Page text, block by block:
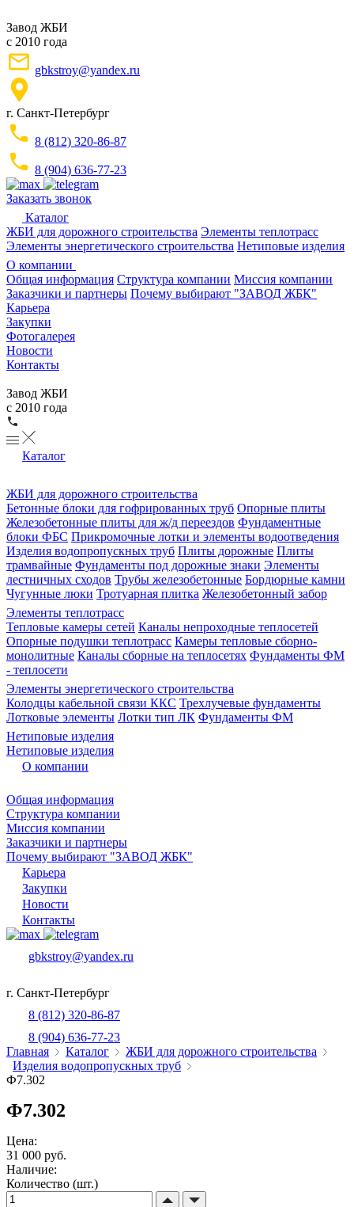
Завод ЖБИ
с 2010 года
gbkstroy@yandex.ru
г. Санкт-Петербург
8 (812) 320-86-87
8 (904) 636-77-23
Заказать звонок
Каталог
ЖБИ для дорожного строительства Элементы теплотрасс
Элементы энергетического строительства Нетиповые изделия
О компании
Общая информация Структура компании Миссия компании
Заказчики и партнеры Почему выбирают "ЗАВОД ЖБК"
Карьера
Закупки
Фотогалерея
Новости
Контакты
Завод ЖБИ
с 2010 года
Каталог
ЖБИ для дорожного строительства
Бетонные блоки для гофрированных труб Опорные плиты
Железобетонные плиты для ж/д переездов Фундаментные
блоки ФБС Прикромочные лотки и элементы водоотведения
Изделия водопропускных труб Плиты дорожные Плиты
трамвайные Фундаменты под дорожные знаки Элементы
лестничных сходов Трубы железобетонные Бордюрные камни
Чугунные люки Тротуарная плитка Железобетонный забор
Элементы теплотрасс
Тепловые камеры сетей Каналы непроходные теплосетей
Опорные подушки теплотрасс Камеры тепловые сборно-
монолитные Каналы сборные на теплосетях Фундаменты ФМ
- теплосети
Элементы энергетического строительства
Колодцы кабельной связи ККС Трехлучевые фундаменты
Лотковые элементы Лотки тип ЛК Фундаменты ФМ
Нетиповые изделия
Нетиповые изделия
О компании
Общая информация
Структура компании
Миссия компании
Заказчики и партнеры
Почему выбирают "ЗАВОД ЖБК"
Карьера
Закупки
Новости
Контакты
gbkstroy@yandex.ru
г. Санкт-Петербург
8 (812) 320-86-87
8 (904) 636-77-23
Главная
Каталог
ЖБИ для дорожного строительства
Изделия водопропускных труб
Ф7.302
Ф7.302
Цена:
31 000 руб.
Наличие:
Количество (шт.)